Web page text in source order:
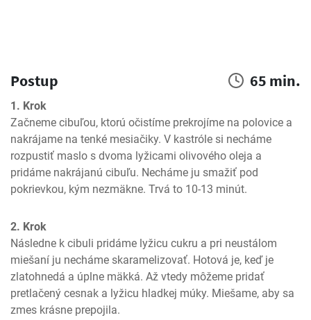
Postup 65 min.
1. Krok
Začneme cibuľou, ktorú očistíme prekrojíme na polovice a
nakrájame na tenké mesiačiky. V kastróle si necháme
rozpustiť maslo s dvoma lyžicami olivového oleja a
pridáme nakrájanú cibuľu. Necháme ju smažiť pod
pokrievkou, kým nezmäkne. Trvá to 10-13 minút.
2. Krok
Následne k cibuli pridáme lyžicu cukru a pri neustálom
miešaní ju necháme skaramelizovať. Hotová je, keď je
zlatohnedá a úplne mäkká. Až vtedy môžeme pridať
pretlačený cesnak a lyžicu hladkej múky. Miešame, aby sa
zmes krásne prepojila.